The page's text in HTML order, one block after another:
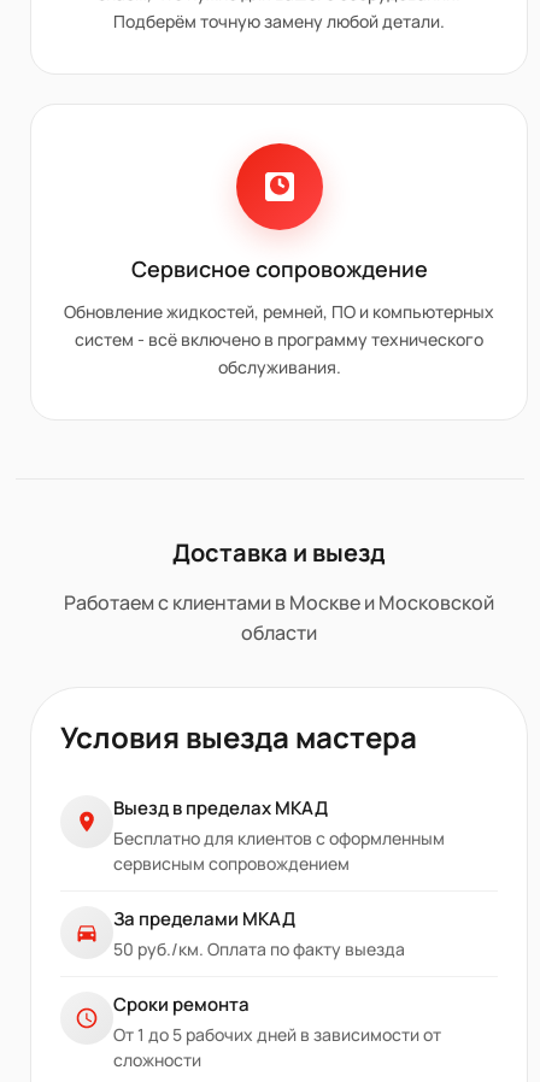
Подберём точную замену любой детали.
Сервисное сопровождение
Обновление жидкостей, ремней, ПО и компьютерных
систем - всё включено в программу технического
обслуживания.
Доставка и выезд
Работаем с клиентами в Москве и Московской
области
Условия выезда мастера
Выезд в пределах МКАД
Бесплатно для клиентов с оформленным
сервисным сопровождением
За пределами МКАД
50 руб./км. Оплата по факту выезда
Сроки ремонта
От 1 до 5 рабочих дней в зависимости от
сложности